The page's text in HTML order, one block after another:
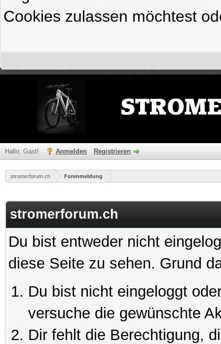
Cookies zulassen möchtest
Hallo, Gast! Anmelden Registrieren
stromerforum.ch Forenmeldung
stromerforum.ch
Du bist entweder nicht
diese Seite zu sehen. Grund
Du bist nicht eingeloggt
versuche die gewünschte
Dir fehlt die Berechtigung,